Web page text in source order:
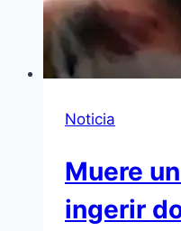
Noticia
Muere
ingerir